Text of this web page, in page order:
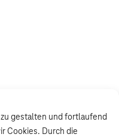
gestalten und fortlaufend
Cookies. Durch die